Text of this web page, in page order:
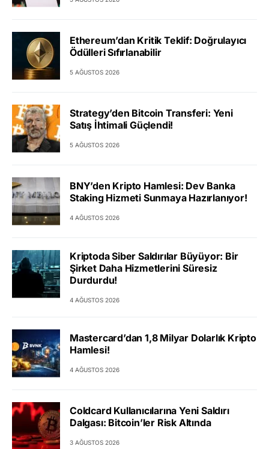
Ethereum’dan Kritik Teklif: Doğrulayıcı
Ödülleri Sıfırlanabilir
5 AĞUSTOS 2026
Strategy’den Bitcoin Transferi: Yeni
Satış İhtimali Güçlendi!
5 AĞUSTOS 2026
BNY’den Kripto Hamlesi: Dev Banka
Staking Hizmeti Sunmaya Hazırlanıyor!
4 AĞUSTOS 2026
Kriptoda Siber Saldırılar Büyüyor: Bir
Şirket Daha Hizmetlerini Süresiz
Durdurdu!
4 AĞUSTOS 2026
Mastercard’dan 1,8 Milyar Dolarlık Kripto
Hamlesi!
4 AĞUSTOS 2026
Coldcard Kullanıcılarına Yeni Saldırı
Dalgası: Bitcoin’ler Risk Altında
3 AĞUSTOS 2026